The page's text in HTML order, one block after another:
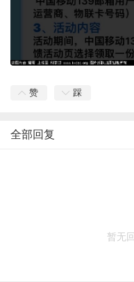
赞 踩
全部回复
暂无